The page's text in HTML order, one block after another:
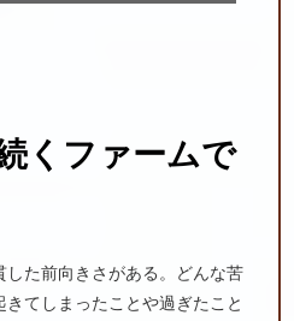
く ファームで
た前向きさがある。どんな苦
てしまったことや過ぎたこと